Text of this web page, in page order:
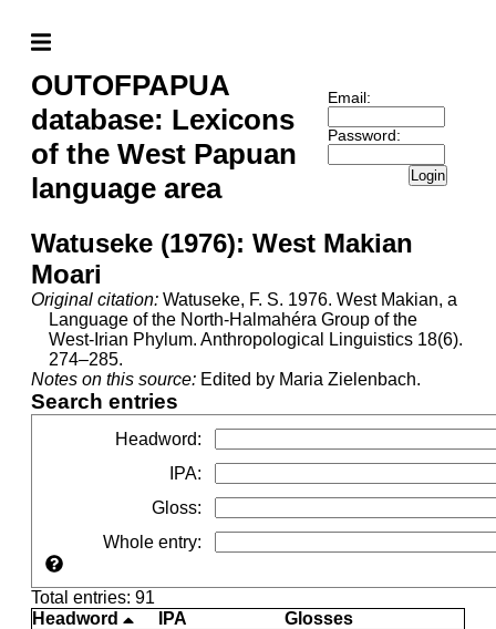
OUTOFPAPUA
database: Lexicons
of the West Papuan
language area
Email:
Password:
Login
Watuseke (1976): West Makian
Moari
Original citation: Watuseke, F. S. 1976. West Makian, a
Language of the North-Halmahéra Group of the
West-Irian Phylum. Anthropological Linguistics 18(6).
274–285.
Notes on this source: Edited by Maria Zielenbach.
Search entries
Headword:
IPA:
Gloss:
Whole entry:
Total entries: 91
Headword
IPA
Glosses